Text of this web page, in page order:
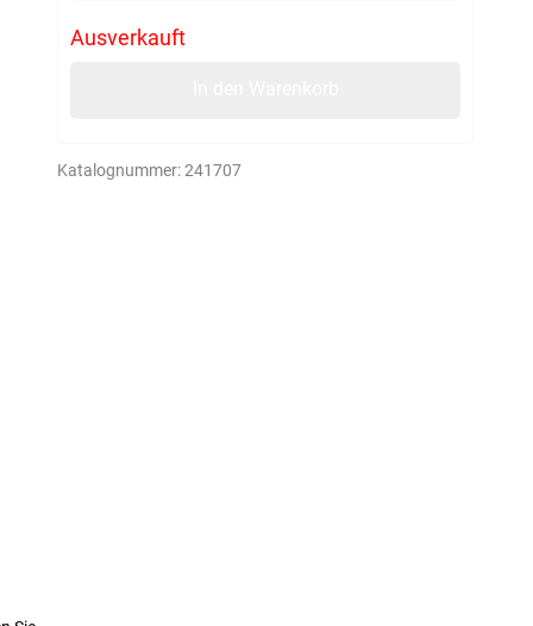
Ausverkauft
Katalognummer:241707